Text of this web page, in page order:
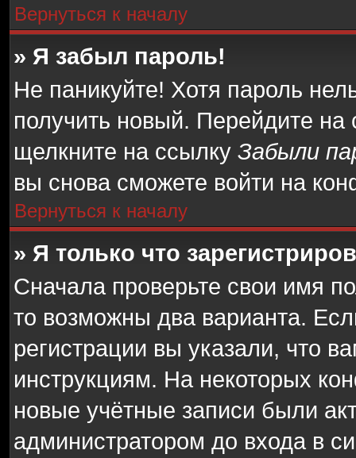
Вернуться к началу
» Я забыл пароль!
Не паникуйте! Хотя пароль
получить новый. Перейдите
щелкните на ссылку Забыли
вы снова сможете войти на
Вернуться к началу
» Я только что
Сначала проверьте свои имя
то возможны два варианта.
регистрации вы указали, что
инструкциям. На некоторых
новые учётные записи были
администратором до входа в